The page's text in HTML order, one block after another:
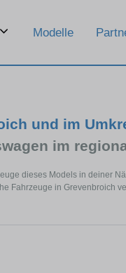
Modelle
und im
im
dieses Models in deiner
Fahrzeuge in Grevenbroich